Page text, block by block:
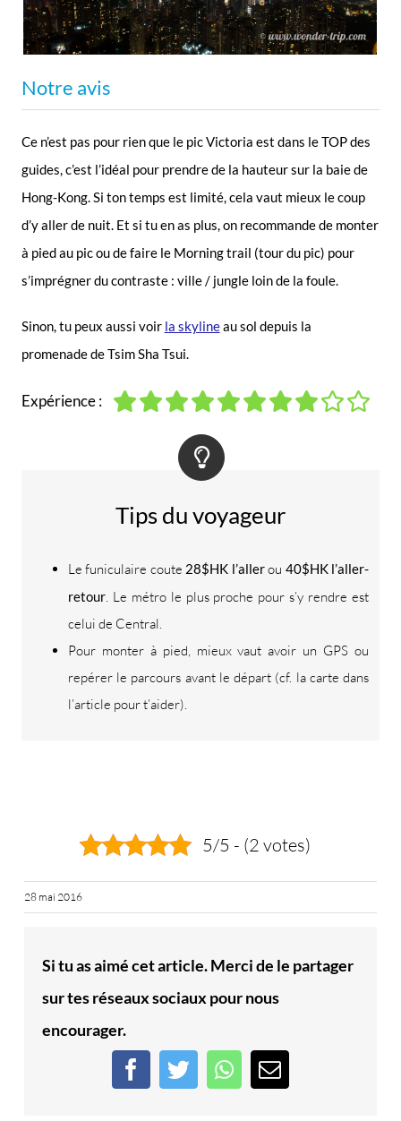
Notre avis
Ce n’est pas pour rien que le pic Victoria est dans le TOP des
guides, c’est l’idéal pour prendre de la hauteur sur la baie de
Hong-Kong. Si ton temps est limité, cela vaut mieux le coup
d’y aller de nuit. Et si tu en as plus, on recommande de monter
à pied au pic ou de faire le Morning trail (tour du pic) pour
s’imprégner du contraste : ville / jungle loin de la foule.
Sinon, tu peux aussi voir la skylineau sol depuis la
promenade de Tsim Sha Tsui.
Expérience :
Tips du voyageur
Le funiculaire coute 28$HK l’allerou 40$HK l’aller-
retour. Le métro le plus proche pour s’y rendre est
celui de Central.
Pour monter à pied, mieux vaut avoir un GPS ou
repérer le parcours avant le départ (cf. la carte dans
l’article pour t’aider).
5/5 - (2 votes)
28 mai 2016
Si tu as aimé cet article. Merci de le partager
sur tes réseaux sociaux pour nous
encourager.
Facebook
TwitterWhatsApp
Email